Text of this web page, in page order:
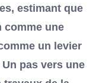
estimant que
comme une
un levier
pas vers une